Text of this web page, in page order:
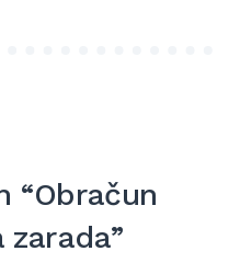
“Obračun
zarada”